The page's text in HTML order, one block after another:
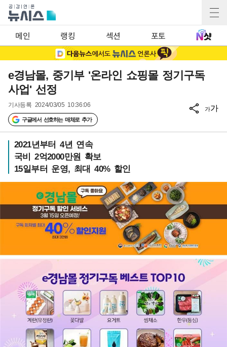
메인 랭킹 섹션 포토
e경남몰, 중기부 '온라인 쇼핑몰 정기구독
사업' 선정
기사등록 2024/03/05 10:36:06
구글에서 선호하는 매체로 추가
가가
2021년부터 4년 연속
국비 2억2000만원 확보
15일부터 운영, 최대 40% 할인